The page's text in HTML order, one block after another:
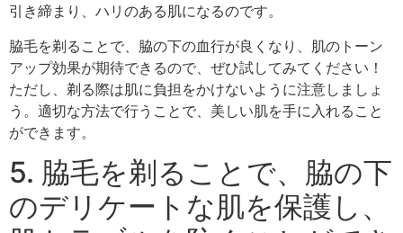
引き締まり、ハリのある肌になるのです。
脇毛を剃ることで、脇の下の血行が良くなり、肌のトーン
アップ効果が期待できるので、ぜひ試してみてください！
ただし、剃る際は肌に負担をかけないように注意しましょ
う。適切な方法で行うことで、美しい肌を手に入れること
ができます。
5. 脇毛を剃ることで、脇の下
のデリケートな肌を保護し、